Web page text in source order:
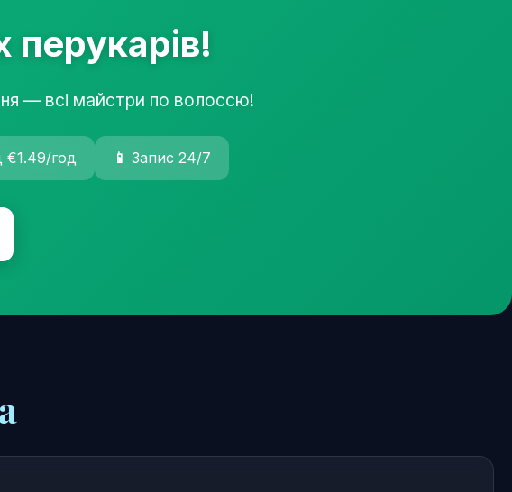
— всі майстри по волоссю!
€1.49/год 📱 Запис 24/7